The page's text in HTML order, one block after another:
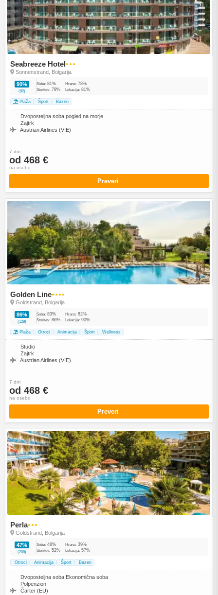
Seabreeze Hotel●●●
Sonnenstrand, Bolgarija
90%
(82)
Soba: 81% Hrana: 78%
Storitev: 79% Lokacija: 81%
Plaža Šport Bazen
Dvoposteljna soba pogled na morje
Zajtrk
Austrian Airlines (VIE)
7 dni
od 468 €
na osebo
Preveri
Golden Line●●●●
Goldstrand, Bolgarija
86%
(129)
Soba: 83% Hrana: 82%
Storitev: 86% Lokacija: 90%
Plaža Otroci Animacija Šport Wellness
Studio
Zajtrk
Austrian Airlines (VIE)
7 dni
od 468 €
na osebo
Preveri
Perla●●●
Goldstrand, Bolgarija
47%
(208)
Soba: 48% Hrana: 39%
Storitev: 52% Lokacija: 57%
Otroci Animacija Šport Bazen
Dvoposteljna soba Ekonomična soba
Polpenzion
Čarter (EU)